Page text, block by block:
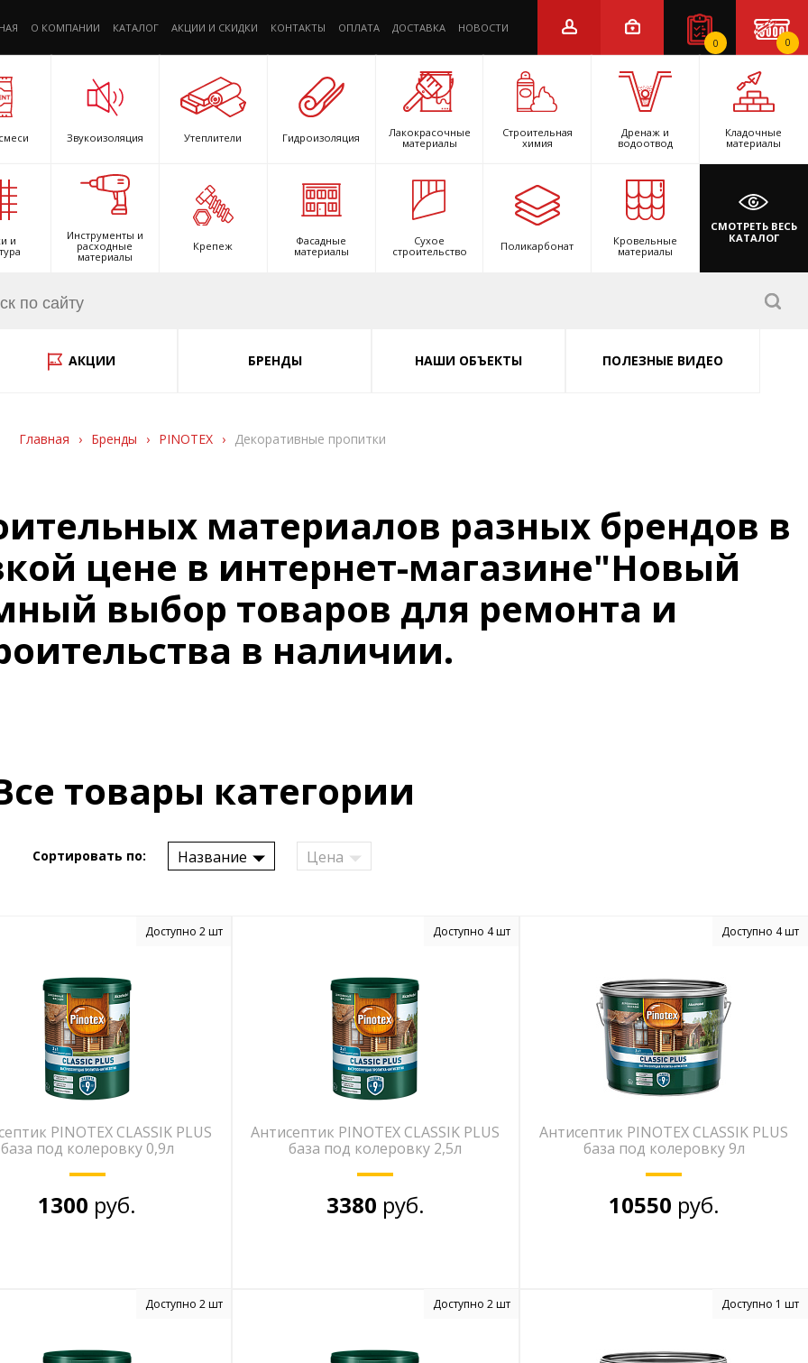
О КОМПАНИИ КАТАЛОГ АКЦИИ И СКИДКИ КОНТАКТЫ ОПЛАТА ДОСТАВКА НОВОСТИ
0 0
Звукоизоляция Утеплители Гидроизоляция
Лакокрасочные
материалы
Строительная
химия
Дренаж и
водоотвод
Кладочные
материалы
и
Инструменты и
расходные
материалы
Крепеж
Фасадные
материалы
Сухое
строительство
Поликарбонат
Кровельные
материалы
СМОТРЕТЬ ВЕСЬ
КАТАЛОГ
АКЦИИ БРЕНДЫ НАШИ ОБЪЕКТЫ ПОЛЕЗНЫЕ ВИДЕО
Главная › Бренды › PINOTEX › Декоративные пропитки
материалов разных брендов в
цене в интернет-магазине"Новый
выбор товаров для ремонта и
в наличии.
товары категории
Сортировать по: Название Цена
Доступно 2 шт
PINOTEX CLASSIK PLUS
база под колеровку 0,9л
1300 руб.
Доступно 4 шт
Антисептик PINOTEX CLASSIK PLUS
база под колеровку 2,5л
3380 руб.
Доступно 4 шт
Антисептик PINOTEX CLASSIK PLUS
база под колеровку 9л
10550 руб.
Доступно 2 шт Доступно 2 шт Доступно 1 шт